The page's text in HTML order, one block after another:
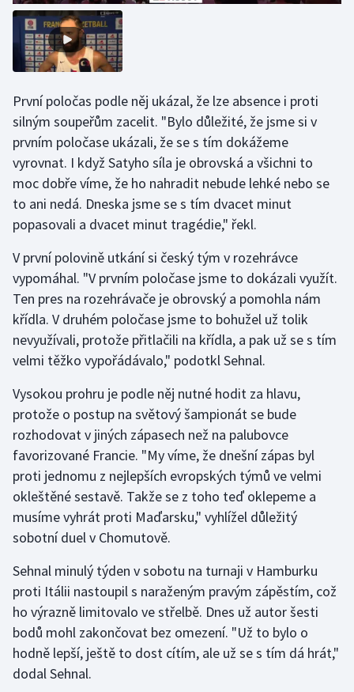
Stolní tenis
Triatlon
Vodní slalom
Volejbal
Ostatní
První poločas podle něj ukázal, že lze absence i proti
silným soupeřům zacelit. "Bylo důležité, že jsme si v
prvním poločase ukázali, že se s tím dokážeme
vyrovnat. I když Satyho síla je obrovská a všichni to
moc dobře víme, že ho nahradit nebude lehké nebo se
to ani nedá. Dneska jsme se s tím dvacet minut
popasovali a dvacet minut tragédie," řekl.
V první polovině utkání si český tým v rozehrávce
vypomáhal. "V prvním poločase jsme to dokázali využít.
Ten pres na rozehrávače je obrovský a pomohla nám
křídla. V druhém poločase jsme to bohužel už tolik
nevyužívali, protože přitlačili na křídla, a pak už se s tím
velmi těžko vypořádávalo," podotkl Sehnal.
Vysokou prohru je podle něj nutné hodit za hlavu,
protože o postup na světový šampionát se bude
rozhodovat v jiných zápasech než na palubovce
favorizované Francie. "My víme, že dnešní zápas byl
proti jednomu z nejlepších evropských týmů ve velmi
okleštěné sestavě. Takže se z toho teď oklepeme a
musíme vyhrát proti Maďarsku," vyhlížel důležitý
sobotní duel v Chomutově.
Sehnal minulý týden v sobotu na turnaji v Hamburku
proti Itálii nastoupil s naraženým pravým zápěstím, což
ho výrazně limitovalo ve střelbě. Dnes už autor šesti
bodů mohl zakončovat bez omezení. "Už to bylo o
hodně lepší, ještě to dost cítím, ale už se s tím dá hrát,"
dodal Sehnal.